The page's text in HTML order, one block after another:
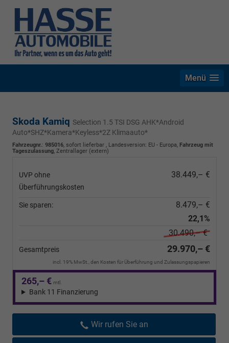
Menü
Skoda Kamiq Selection 1.5 TSI DSG AHK*Android
Auto*SHZ*Kamera*Keyless*2Z Klimaauto*
Fahrzeugnr.: 985016, sofort lieferbar , Landesversion: EU - Europa, Fahrzeug mit
Tageszulassung, Zentrallager (extern)
UVP ohne
Überführungskosten
38.449,– €
Sie sparen:
8.479,– €
22,1%
30.490,– €
Gesamtpreis 29.970,– €
incl. 19% MwSt., den Kosten für Überführung und Zulassungspapieren
265,– € mtl.
Bank 11 Finanzierung
Wir rufen Sie an